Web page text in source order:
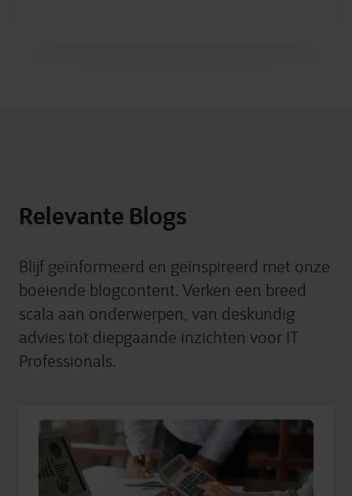
Relevante Blogs
Blijf geïnformeerd en geïnspireerd met onze
boeiende blogcontent. Verken een breed
scala aan onderwerpen, van deskundig
advies tot diepgaande inzichten voor IT
Professionals.